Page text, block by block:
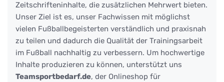
Zeitschrifteninhalte, die zusätzlichen Mehrwert bieten.
Unser Ziel ist es, unser Fachwissen mit möglichst
vielen Fußballbegeisterten verständlich und praxisnah
zu teilen und dadurch die Qualität der Trainingsarbeit
im Fußball nachhaltig zu verbessern. Um hochwertige
Inhalte produzieren zu können, unterstützt uns
Teamsportbedarf.de, der Onlineshop für